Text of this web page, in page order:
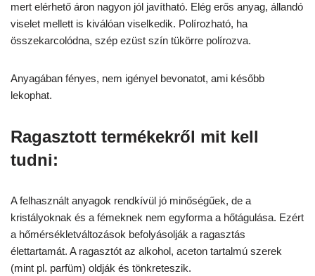
mert elérhető áron nagyon jól javítható. Elég erős anyag, állandó
viselet mellett is kiválóan viselkedik. Polírozható, ha
összekarcolódna, szép ezüst szín tükörre polírozva.
Anyagában fényes, nem igényel bevonatot, ami később
lekophat.
Ragasztott termékekről mit kell
tudni:
A felhasznált anyagok rendkívül jó minőségűek, de a
kristályoknak és a fémeknek nem egyforma a hőtágulása. Ezért
a hőmérsékletváltozások befolyásolják a ragasztás
élettartamát. A ragasztót az alkohol, aceton tartalmú szerek
(mint pl. parfüm) oldják és tönkreteszik.